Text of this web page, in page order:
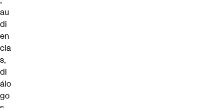
au
di
en
cia
s,
di
álo
go